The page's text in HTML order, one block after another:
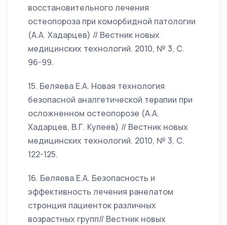
восстановительного лечения
остеопороза при коморбидной патологии
(А.А. Хадарцев) // Вестник новых
медицинских технологий. 2010, № 3, С.
96-99.
15. Беляева Е.А. Новая технология
безопасной аналгетической терапии при
осложненном остеопорозе (А.А.
Хадарцев, В.Г. Купеев) // Вестник новых
медицинских технологий. 2010, № 3, С.
122-125.
16. Беляева Е.А. Безопасность и
эффективность лечения ранелатом
стронция пациенток различных
возрастных групп// Вестник новых